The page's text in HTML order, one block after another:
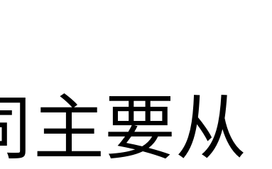
主要从